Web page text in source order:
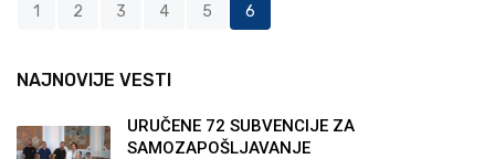
1 2 3 4 5 6
NAJNOVIJE VESTI
URUČENE 72 SUBVENCIJE ZA
SAMOZAPOŠLJAVANJE